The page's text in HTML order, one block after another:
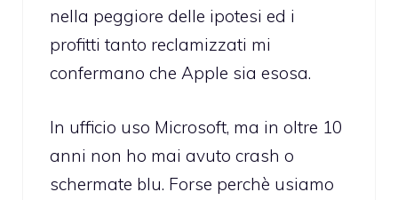
nella peggiore delle ipotesi ed i
profitti tanto reclamizzati mi
confermano che Apple sia esosa.
In ufficio uso Microsoft, ma in oltre 10
anni non ho mai avuto crash o
schermate blu. Forse perchè usiamo